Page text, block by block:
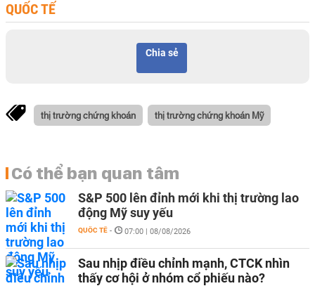
QUỐC TẾ
Chia sẻ
thị trường chứng khoán thị trường chứng khoán Mỹ
Có thể bạn quan tâm
S&P 500 lên đỉnh mới khi thị trường lao
động Mỹ suy yếu
QUỐC TẾ - 07:00 | 08/08/2026
Sau nhịp điều chỉnh mạnh, CTCK nhìn
thấy cơ hội ở nhóm cổ phiếu nào?